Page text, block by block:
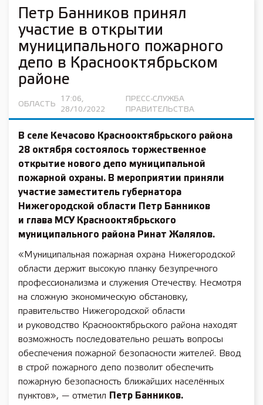
Петр Банников принял
участие в открытии
муниципального пожарного
депо в Краснооктябрьском
районе
ОБЛАСТЬ
17:06,
28/10/2022
ПРЕСС-СЛУЖБА
ПРАВИТЕЛЬСТВА
В селе Кечасово Краснооктябрьского района
28 октября состоялось торжественное
открытие нового депо муниципальной
пожарной охраны. В мероприятии приняли
участие заместитель губернатора
Нижегородской области
Петр Банников
и глава МСУ Краснооктябрьского
муниципального района Ринат Жалялов.
«Муниципальная пожарная охрана Нижегородской
области держит высокую планку безупречного
профессионализма и служения Отечеству. Несмотря
на сложную экономическую обстановку,
правительство Нижегородской области
и руководство Краснооктябрьского района находят
возможность последовательно решать вопросы
обеспечения пожарной безопасности жителей. Ввод
в строй пожарного депо позволит обеспечить
пожарную безопасность ближайших населённых
пунктов», — отметил
Петр Банников.